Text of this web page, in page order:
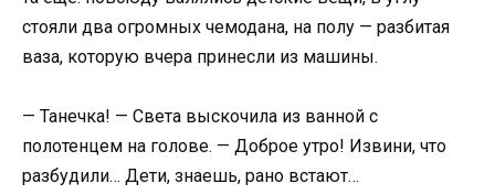
стояли два огромных чемодана, на полу — разбитая
ваза, которую вчера принесли из машины.
— Танечка! — Света выскочила из ванной с
полотенцем на голове. — Доброе утро! Извини, что
разбудили… Дети, знаешь, рано встают…